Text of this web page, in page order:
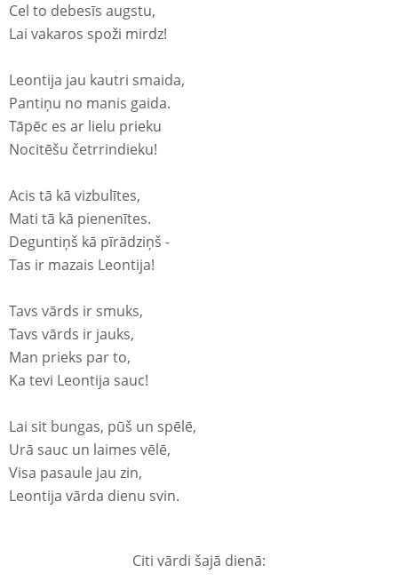
Cel to debesīs augstu,
Lai vakaros spoži mirdz!
Leontija jau kautri smaida,
Pantiņu no manis gaida.
Tāpēc es ar lielu prieku
Nocitēšu četrrindieku!
Acis tā kā vizbulītes,
Mati tā kā pienenītes.
Deguntiņš kā pīrādziņš -
Tas ir mazais Leontija!
Tavs vārds ir smuks,
Tavs vārds ir jauks,
Man prieks par to,
Ka tevi Leontija sauc!
Lai sit bungas, pūš un spēlē,
Urā sauc un laimes vēlē,
Visa pasaule jau zin,
Leontija vārda dienu svin.
Citi vārdi šajā dienā: